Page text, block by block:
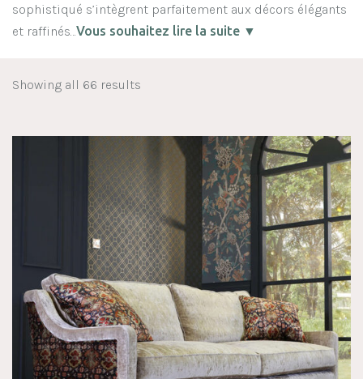
sophistiqué s’intègrent parfaitement aux décors élégants
et raffinés… Vous souhaitez lire la suite ▼
Showing all 66 results